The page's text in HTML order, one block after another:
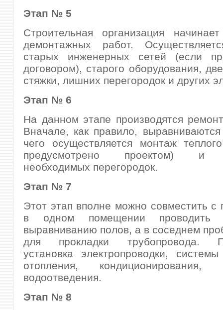
Этап № 5
Строительная организация
демонтажных работ.
старых инженерных сетей (если
договором), старого оборудования,
стяжки, лишних перегородок и других
Этап № 6
На данном этапе производятся
Вначале, как правило,
чего осуществляется монтаж
предусмотрено проектом) и
необходимых перегородок.
Этап № 7
Этот этап вполне можно совместить
в одном помещении проводить
выравниванию полов, а в соседнем
для прокладки трубопровода.
установка электропроводки,
отопления, кондиционирования,
водоотведения.
Этап № 8